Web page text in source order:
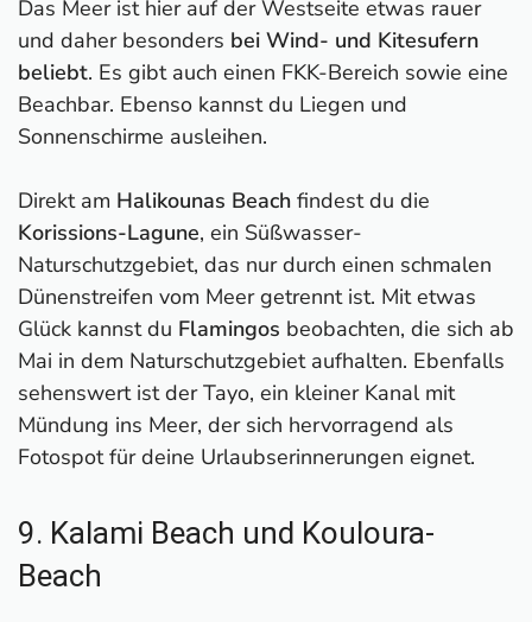
Das Meer ist hier auf der Westseite etwas rauer
und daher besonders bei Wind- und Kitesufern
beliebt. Es gibt auch einen FKK-Bereich sowie eine
Beachbar. Ebenso kannst du Liegen und
Sonnenschirme ausleihen.
Direkt am Halikounas Beach findest du die
Korissions-Lagune, ein Süßwasser-
Naturschutzgebiet, das nur durch einen schmalen
Dünenstreifen vom Meer getrennt ist. Mit etwas
Glück kannst du Flamingos beobachten, die sich ab
Mai in dem Naturschutzgebiet aufhalten. Ebenfalls
sehenswert ist der Tayo, ein kleiner Kanal mit
Mündung ins Meer, der sich hervorragend als
Fotospot für deine Urlaubserinnerungen eignet.
9. Kalami Beach und Kouloura-
Beach